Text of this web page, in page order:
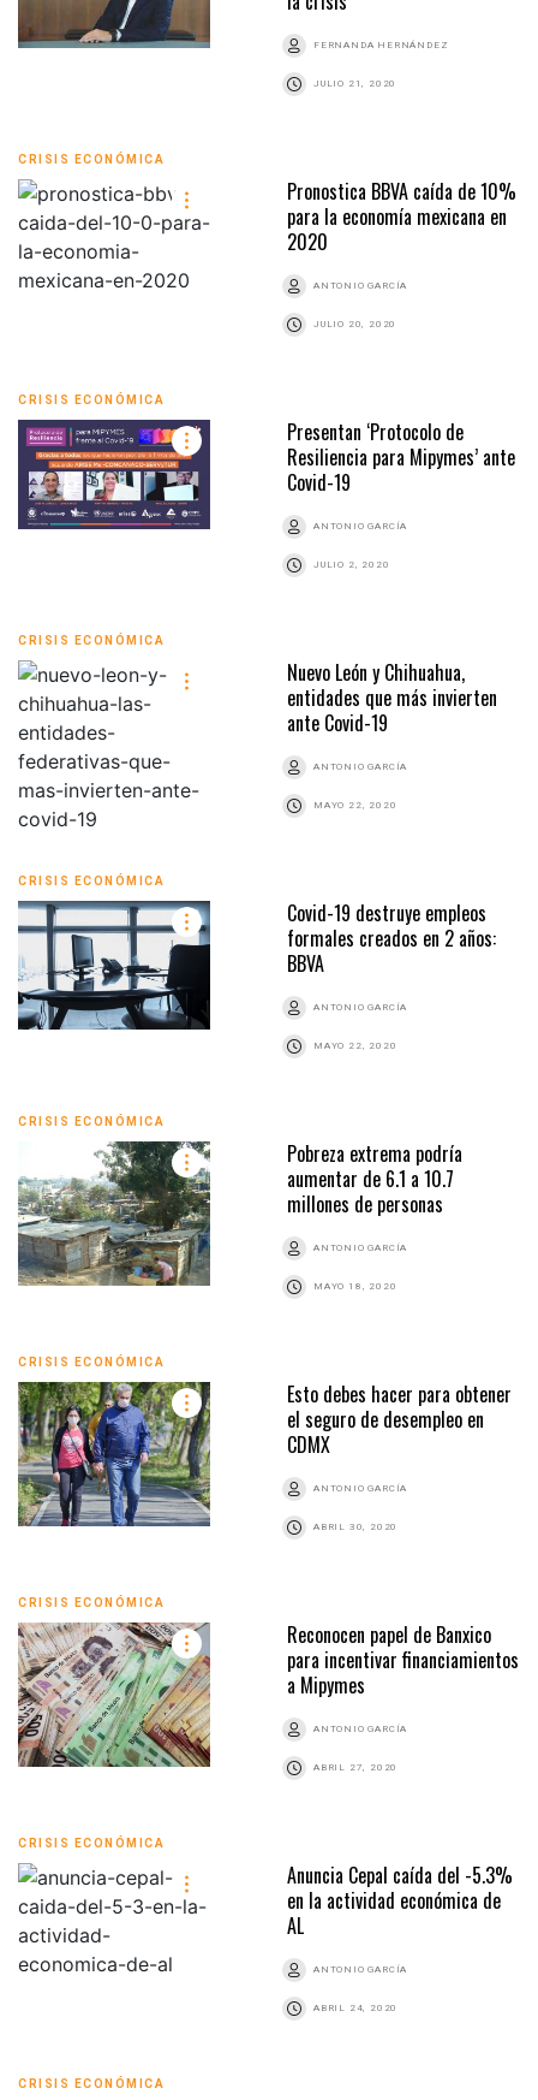
FERNANDA HERNÁNDEZ
JULIO 21, 2020
CRISIS ECONÓMICA
Pronostica BBVA caída de 10%
para la economía mexicana en
2020
ANTONIO GARCÍA
JULIO 20, 2020
CRISIS ECONÓMICA
Presentan ‘Protocolo de
Resiliencia para Mipymes’ ante
Covid-19
ANTONIO GARCÍA
JULIO 2, 2020
CRISIS ECONÓMICA
Nuevo León y Chihuahua,
entidades que más invierten
ante Covid-19
ANTONIO GARCÍA
MAYO 22, 2020
CRISIS ECONÓMICA
Covid-19 destruye empleos
formales creados en 2 años:
BBVA
ANTONIO GARCÍA
MAYO 22, 2020
CRISIS ECONÓMICA
Pobreza extrema podría
aumentar de 6.1 a 10.7
millones de personas
ANTONIO GARCÍA
MAYO 18, 2020
CRISIS ECONÓMICA
Esto debes hacer para obtener
el seguro de desempleo en
CDMX
ANTONIO GARCÍA
ABRIL 30, 2020
CRISIS ECONÓMICA
Reconocen papel de Banxico
para incentivar financiamientos
a Mipymes
ANTONIO GARCÍA
ABRIL 27, 2020
CRISIS ECONÓMICA
Anuncia Cepal caída del -5.3%
en la actividad económica de
AL
ANTONIO GARCÍA
ABRIL 24, 2020
CRISIS ECONÓMICA